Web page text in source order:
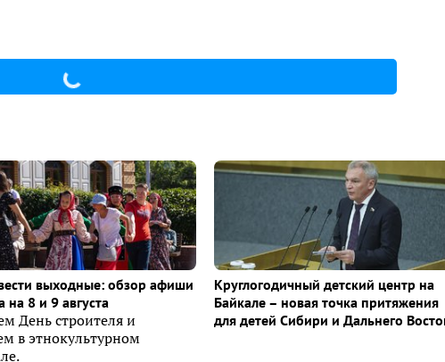
выходные: обзор афиши
на 8 и 9 августа
День строителя и
в этнокультурном
Круглогодичный детский центр на
Байкале – новая точка притяжения
для детей Сибири и Дальнего